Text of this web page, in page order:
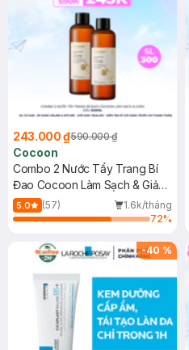
243.000 ₫590.000 ₫
Cocoon
Combo 2 Nước Tẩy Trang Bí
Đao Cocoon Làm Sạch & Giảm
Dầu 500ml
5.0 (57)
1.6k/tháng
72%
-40 %